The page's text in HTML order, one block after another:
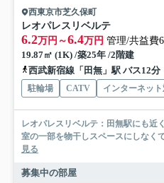
西東京市芝久保町
レオパレスリベルテ
6.2万円～6.4万円 管理/共益費
19.87㎡ (1K) /築25年 /2階建
西武新宿線「田無」駅 バス12分
駐輪場 CATV インターネッ
レオパレスリベルテ：田無駅にも近
室の一部を物干しスペースにしなく
見る
募集中の部屋